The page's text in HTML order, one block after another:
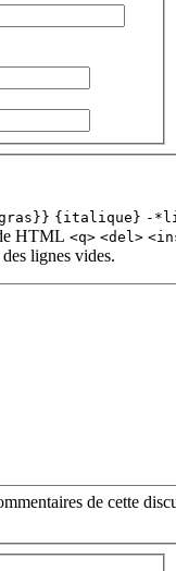
{italique} -
HTML <q> <del>
lignes vides.
de cette